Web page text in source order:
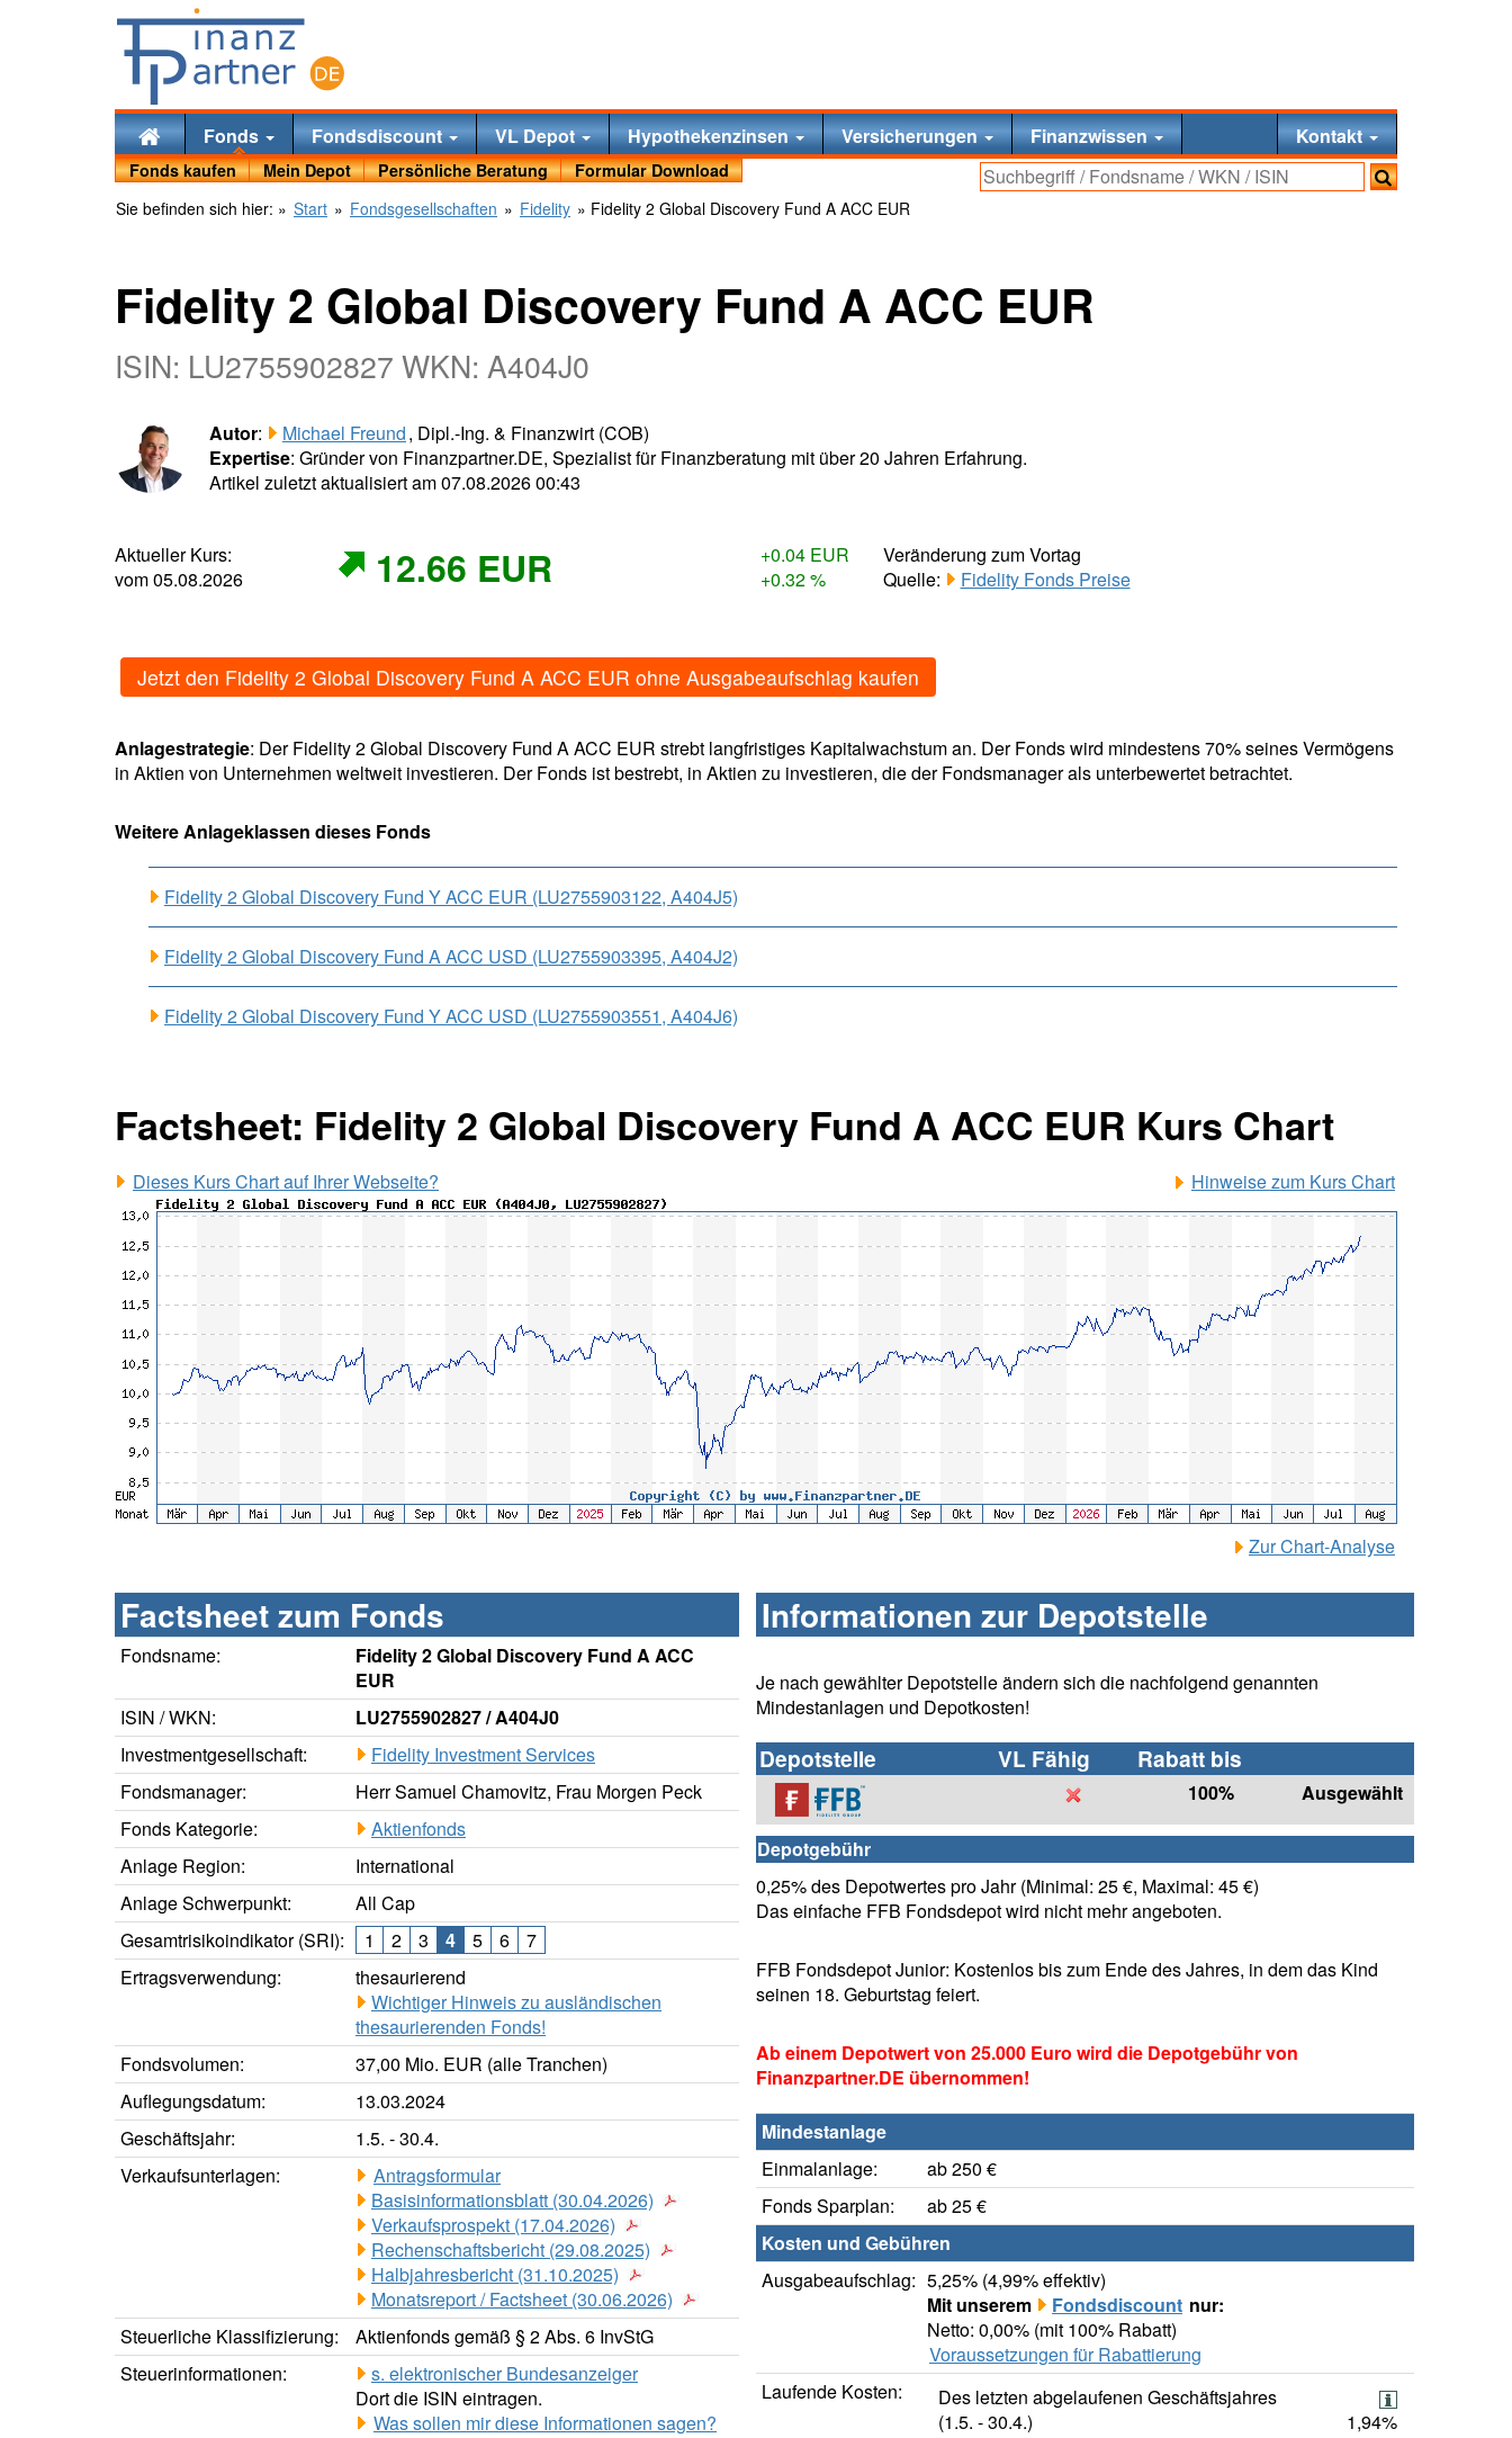
Fonds Fondsdiscount VL Depot Hypothekenzinsen Versicherungen Finanzwissen Kontakt
Fonds kaufen Mein Depot Persönliche Beratung
Formular Download
Sie befinden sich hier: » Start » Fondsgesellschaften » Fidelity » Fidelity 2 Global Discovery Fund A ACC EUR
Fidelity 2 Global Discovery Fund A ACC EUR
ISIN: LU2755902827 WKN: A404J0
Autor: Michael Freund, Dipl.-Ing. & Finanzwirt (COB)
Expertise: Gründer von Finanzpartner.DE, Spezialist für Finanzberatung mit über 20 Jahren Erfahrung.
Artikel zuletzt aktualisiert am 07.08.2026 00:43
Aktueller Kurs:
vom 05.08.2026
12.66 EUR
+0.04 EUR
+0.32 %
Veränderung zum Vortag
Quelle:
Fidelity Fonds Preise
Jetzt den Fidelity 2 Global Discovery Fund A ACC EUR ohne Ausgabeaufschlag kaufen
Anlagestrategie: Der Fidelity 2 Global Discovery Fund A ACC EUR strebt langfristiges Kapitalwachstum an. Der Fonds wird mindestens 70% seines Vermögens
in Aktien von Unternehmen weltweit investieren. Der Fonds ist bestrebt, in Aktien zu investieren, die der Fondsmanager als unterbewertet betrachtet.
Weitere Anlageklassen dieses Fonds
Fidelity 2 Global Discovery Fund Y ACC EUR (LU2755903122, A404J5)
Fidelity 2 Global Discovery Fund A ACC USD (LU2755903395, A404J2)
Fidelity 2 Global Discovery Fund Y ACC USD (LU2755903551, A404J6)
Factsheet: Fidelity 2 Global Discovery Fund A ACC EUR Kurs Chart
Dieses Kurs Chart auf Ihrer Webseite? Hinweise zum Kurs Chart
Zur Chart-Analyse
Factsheet zum Fonds
Fondsname:
Fidelity 2 Global Discovery Fund A ACC
EUR
ISIN / WKN:
LU2755902827 / A404J0
Investmentgesellschaft:
Fidelity Investment Services
Fondsmanager:
Herr Samuel Chamovitz, Frau Morgen Peck
Fonds Kategorie:
Aktienfonds
Anlage Region:
International
Anlage Schwerpunkt:
All Cap
Gesamtrisikoindikator (SRI):
1 2 3 4 5 6
7
Ertragsverwendung:
thesaurierend
Wichtiger Hinweis zu ausländischen
thesaurierenden Fonds!
Fondsvolumen:
37,00 Mio. EUR (alle Tranchen)
Auflegungsdatum:
13.03.2024
Geschäftsjahr:
1.5. - 30.4.
Verkaufsunterlagen:
Antragsformular
Basisinformationsblatt (30.04.2026)
Verkaufsprospekt (17.04.2026)
Rechenschaftsbericht (29.08.2025)
Halbjahresbericht (31.10.2025)
Monatsreport / Factsheet (30.06.2026)
Steuerliche Klassifizierung:
Aktienfonds gemäß § 2 Abs. 6 InvStG
Steuerinformationen:
s. elektronischer Bundesanzeiger
Dort die ISIN eintragen.
Was sollen mir diese Informationen sagen?
Informationen zur Depotstelle
Je nach gewählter Depotstelle ändern sich die nachfolgend genannten
Mindestanlagen und Depotkosten!
Depotstelle VL Fähig Rabatt bis
100% Ausgewählt
Depotgebühr
0,25% des Depotwertes pro Jahr (Minimal: 25 €, Maximal: 45 €)
Das einfache FFB Fondsdepot wird nicht mehr angeboten.
FFB Fondsdepot Junior: Kostenlos bis zum Ende des Jahres, in dem das Kind
seinen 18. Geburtstag feiert.
Ab einem Depotwert von 25.000 Euro wird die Depotgebühr von
Finanzpartner.DE übernommen!
Mindestanlage
Einmalanlage:
ab 250 €
Fonds Sparplan:
ab 25 €
Kosten und Gebühren
Ausgabeaufschlag: 5,25% (4,99% effektiv)
Mit unserem
Fondsdiscount nur:
Netto: 0,00% (mit 100% Rabatt)
Voraussetzungen für Rabattierung
Laufende Kosten:
Des letzten abgelaufenen Geschäftsjahres
(1.5. - 30.4.)
1,94%